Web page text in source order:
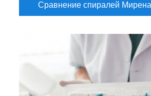
Сравнение спиралей